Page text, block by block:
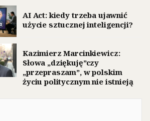
AI Act: kiedy trzeba ujawnić
użycie sztucznej inteligencji?
Kazimierz Marcinkiewicz:
Słowa „dziękuję”czy
„przepraszam”, w polskim
życiu politycznym nie istnieją